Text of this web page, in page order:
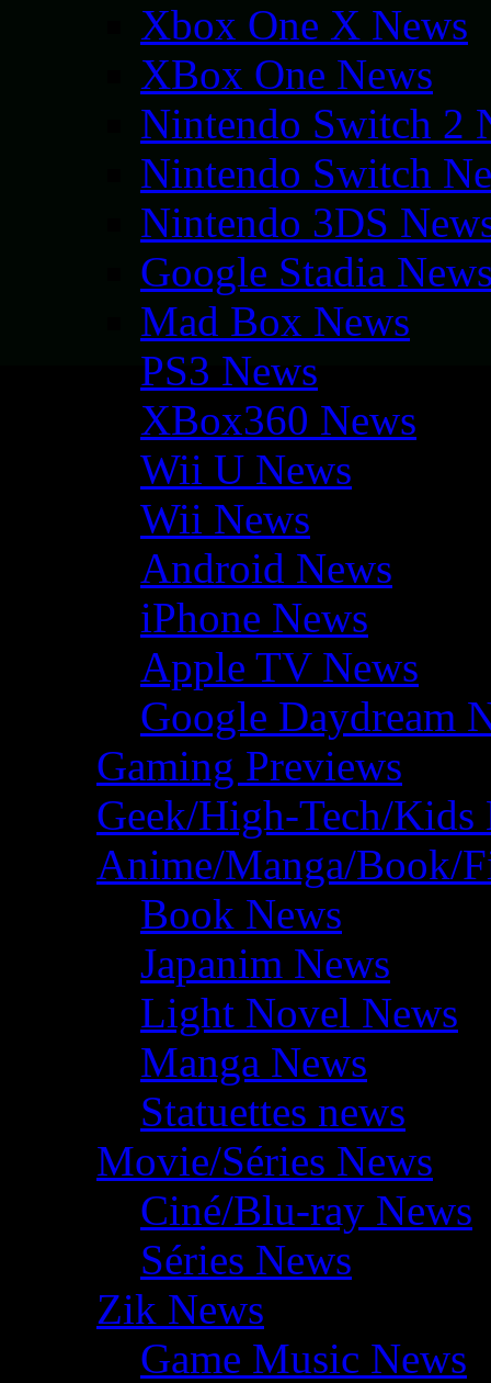
Xbox One X News
XBox One News
Nintendo Switch 2
Nintendo Switch
Nintendo 3DS
Google Stadia
Mad Box News
PS3 News
XBox360 News
Wii U News
Wii News
Android News
iPhone News
Apple TV News
Google Daydream
Gaming Previews
Geek/High-Tech/Kids
Anime/Manga/Book/
Book News
Japanim News
Light Novel News
Manga News
Statuettes news
Movie/Séries News
Ciné/Blu-ray News
Séries News
Zik News
Game Music News